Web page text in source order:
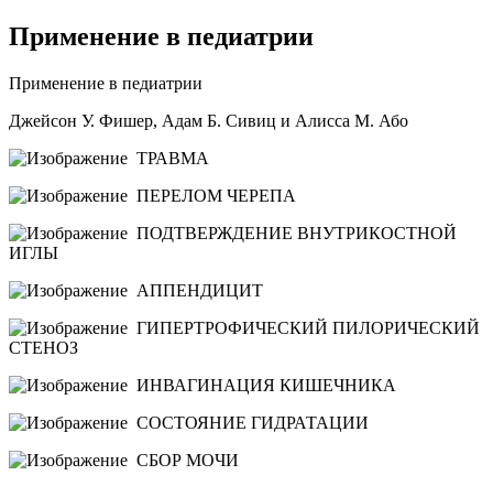
Применение в педиатрии
Применение в педиатрии
Джейсон У. Фишер, Адам Б. Сивиц и Алисса М. Або
ТРАВМА
ПЕРЕЛОМ ЧЕРЕПА
ПОДТВЕРЖДЕНИЕ ВНУТРИКОСТНОЙ
ИГЛЫ
АППЕНДИЦИТ
ГИПЕРТРОФИЧЕСКИЙ ПИЛОРИЧЕСКИЙ
СТЕНОЗ
ИНВАГИНАЦИЯ КИШЕЧНИКА
СОСТОЯНИЕ ГИДРАТАЦИИ
СБОР МОЧИ